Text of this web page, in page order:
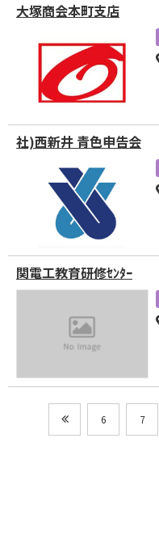
大塚商会本町支店
社)西新井 青色申告会
関電工教育研修ｾﾝﾀｰ
6 7